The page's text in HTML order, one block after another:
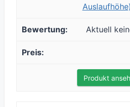
Aktuell
Produkt